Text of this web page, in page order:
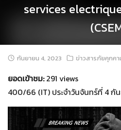
services
กันยายน 4, 2023 ข่าวสารภัยคุกคา
ยอดเข้าชม:291 views
400/66 (IT) ประจำวันจันทร์ที่ 4 กั